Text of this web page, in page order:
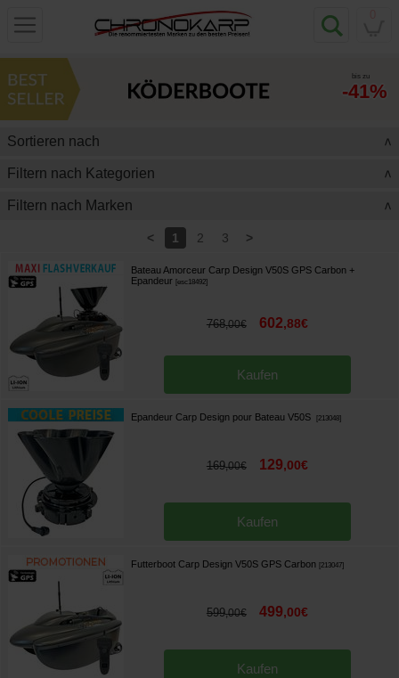
bis zu
-41%
Sortieren nach >
Filtern nach Kategorien >
Filtern nach Marken >
< 1 2 3 >
Bateau Amorceur Carp Design V50S GPS Carbon +
Epandeur [esc18492]
768,00€ 602,88€
Kaufen
Epandeur Carp Design pour Bateau V50S 213048]
169,00€ 129,00€
Kaufen
Futterboot Carp Design V50S GPS Carbon 213047]
599,00€ 499,00€
Kaufen